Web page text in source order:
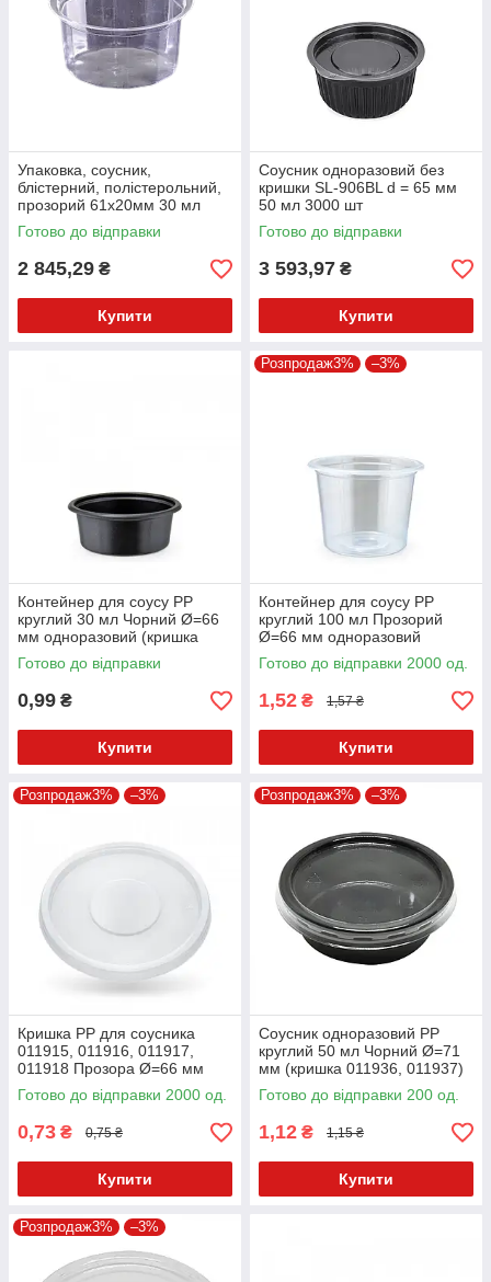
Упаковка, соусник,
блістерний, полістерольний,
прозорий 61х20мм 30 мл
3000 шт. без кришки (кришка
52552)SL-903
Готово до відправки
2 845,29 ₴
Купити
Соусник одноразовий без
кришки SL-906BL d = 65 мм
50 мл 3000 шт
полістирольний чорний
(Крихіт 52555)
Готово до відправки
3 593,97 ₴
Купити
Контейнер для соусу PP
круглий 30 мл Чорний Ø=66
мм одноразовий (кришка
011919)
Готово до відправки
0,99 ₴
Купити
Розпродаж3% –3%
Контейнер для соусу PP
круглий 100 мл Прозорий
Ø=66 мм одноразовий
(кришка 011919)
Готово до відправки 2000 од.
1,52 ₴ 1,57 ₴
Купити
Розпродаж3% –3%
Кришка PP для соусника
011915, 011916, 011917,
011918 Прозора Ø=66 мм
Готово до відправки 2000 од.
0,73 ₴ 0,75 ₴
Купити
Розпродаж3% –3%
Соусник одноразовий PP
круглий 50 мл Чорний Ø=71
мм (кришка 011936, 011937)
Без кришки
Готово до відправки 200 од.
1,12 ₴ 1,15 ₴
Купити
Розпродаж3% –3%